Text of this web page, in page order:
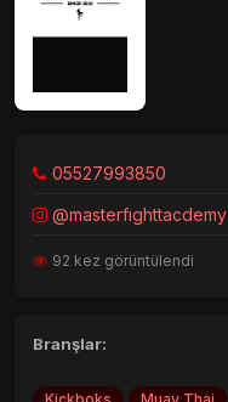
05527993850
@masterfıghttacdemy
92 kez görüntülendi
Branşlar: